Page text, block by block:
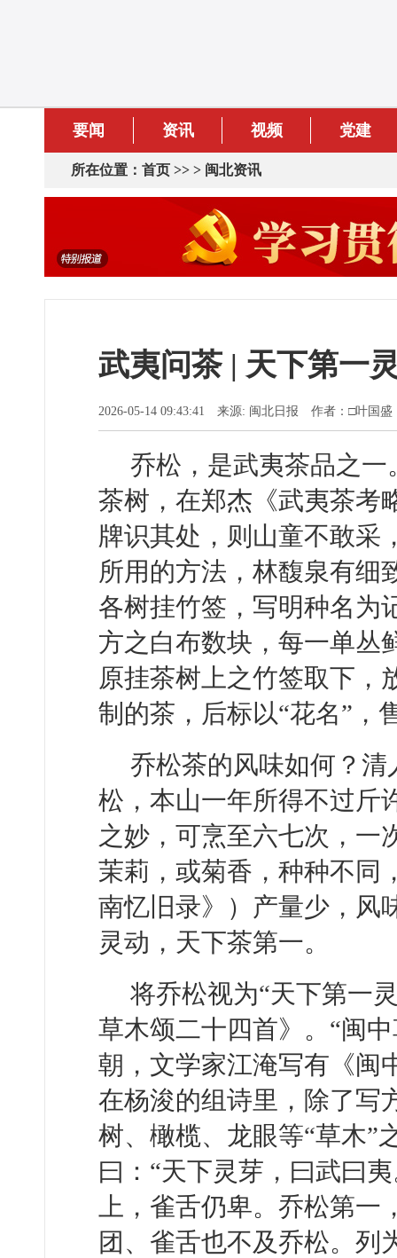
要闻 资讯 视频 党建
所在位置： 首页 >> > 闽北资讯
武夷问茶 | 天下第
2026-05-14 09:43:41 来源: 闽北日报 作者：□叶国盛
乔松，是武夷茶品之
茶树，在郑杰《武夷茶考
牌识其处，则山童不敢采
所用的方法，林馥泉有细
各树挂竹签，写明种名为
方之白布数块，每一单丛
原挂茶树上之竹签取下，
制的茶，后标以“花名”，
乔松茶的风味如何？
松，本山一年所得不过斤
之妙，可烹至六七次，一
茉莉，或菊香，种种不同
南忆旧录》）产量少，风
灵动，天下茶第一。
将乔松视为“天下第一
草木颂二十四首》。“闽
朝，文学家江淹写有《闽
在杨浚的组诗里，除了写
树、橄榄、龙眼等“草木”
曰：“天下灵芽，曰武曰
上，雀舌仍卑。乔松第
团、雀舌也不及乔松。列